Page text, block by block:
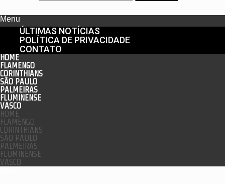
Menu
ÚLTIMAS NOTÍCIAS
POLÍTICA DE PRIVACIDADE
CONTATO
HOME
FLAMENGO
CORINTHIANS
SÃO PAULO
PALMEIRAS
FLUMINENSE
VASCO
HOME
FLAMENGO
CORINTHIANS
SÃO PAULO
PALMEIRAS
FLUMINENSE
VASCO